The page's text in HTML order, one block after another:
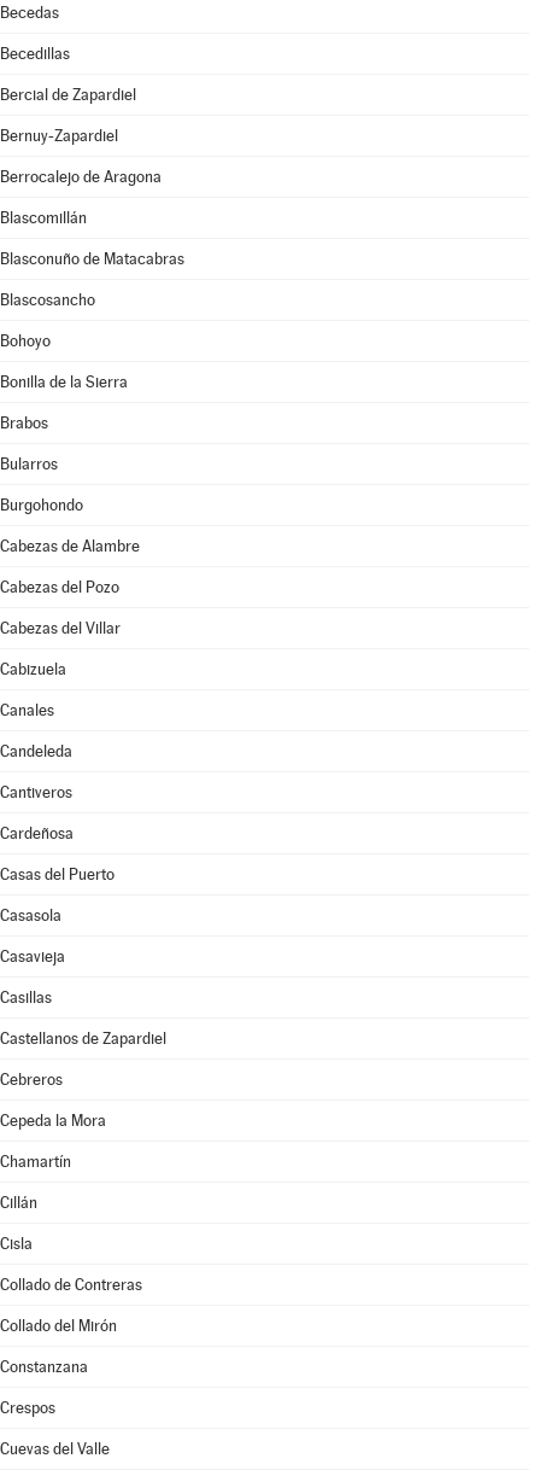
Becedas
Becedillas
Bercial de Zapardiel
Bernuy-Zapardiel
Berrocalejo de Aragona
Blascomillán
Blasconuño de Matacabras
Blascosancho
Bohoyo
Bonilla de la Sierra
Brabos
Bularros
Burgohondo
Cabezas de Alambre
Cabezas del Pozo
Cabezas del Villar
Cabizuela
Canales
Candeleda
Cantiveros
Cardeñosa
Casas del Puerto
Casasola
Casavieja
Casillas
Castellanos de Zapardiel
Cebreros
Cepeda la Mora
Chamartín
Cillán
Cisla
Collado de Contreras
Collado del Mirón
Constanzana
Crespos
Cuevas del Valle